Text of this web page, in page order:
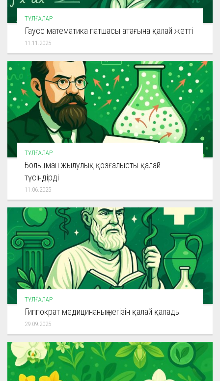
ТҰЛҒАЛАР
Гаусс математика патшасы атағына қалай жетті
11.11.2025
ТҰЛҒАЛАР
Больцман жылулық қозғалысты қалай
түсіндірді
11.06.2025
ТҰЛҒАЛАР
Гиппократ медицинаның негізін қалай қалады
29.09.2025